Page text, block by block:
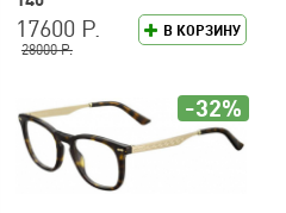
В КОРЗИНУ
17600 Р.
28000 Р.
-32%